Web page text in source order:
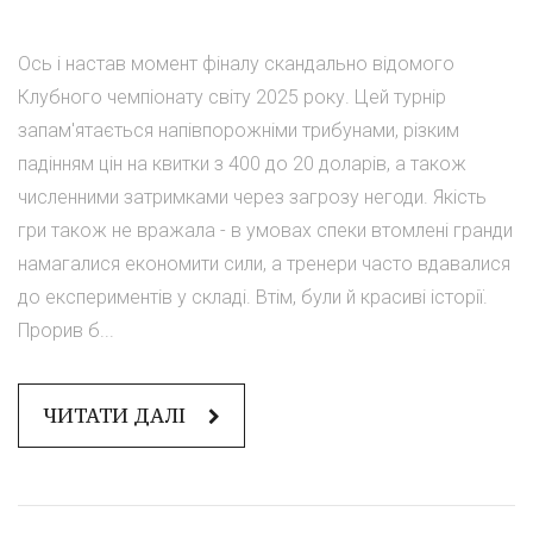
Ось і настав момент фіналу скандально відомого
Клубного чемпіонату світу 2025 року. Цей турнір
запам'ятається напівпорожніми трибунами, різким
падінням цін на квитки з 400 до 20 доларів, а також
численними затримками через загрозу негоди. Якість
гри також не вражала - в умовах спеки втомлені гранди
намагалися економити сили, а тренери часто вдавалися
до експериментів у складі. Втім, були й красиві історії.
Прорив б...
ЧИТАТИ ДАЛІ